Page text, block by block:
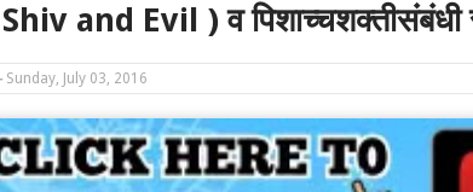
and Evil ) व पिशाच्चशक्तीसंबंधी
Sunday, July 03, 2016